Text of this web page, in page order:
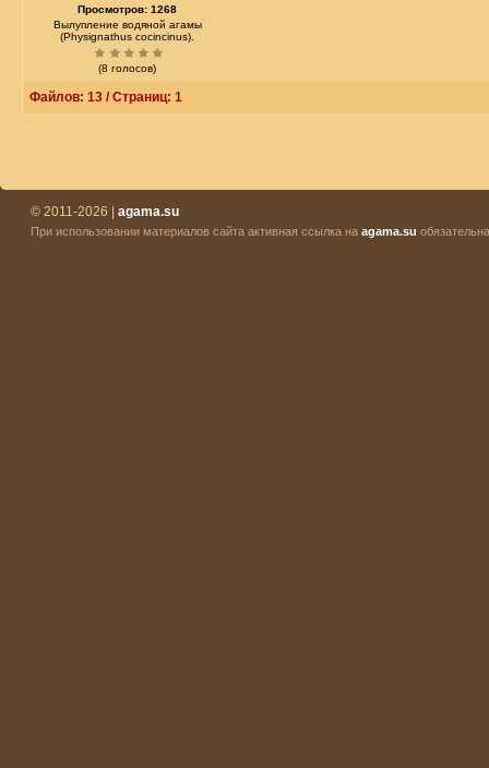
Просмотров: 1268
Вылупление водяной агамы
(Physignathus cocincinus).
(8 голосов)
Файлов: 13 / Страниц: 1
© 2011-2026 | agama.su
При использовании материалов сайта активная ссылка на agama.su